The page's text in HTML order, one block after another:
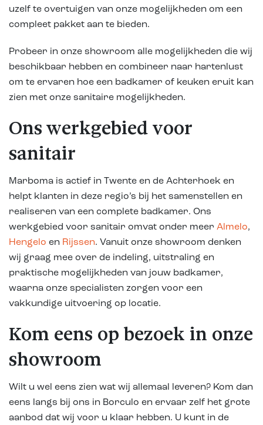
uzelf te overtuigen van onze mogelijkheden om een
compleet pakket aan te bieden.
Probeer in onze showroom alle mogelijkheden die wij
beschikbaar hebben en combineer naar hartenlust
om te ervaren hoe een badkamer of keuken eruit kan
zien met onze sanitaire mogelijkheden.
Ons werkgebied voor
sanitair
Marboma is actief in Twente en de Achterhoek en
helpt klanten in deze regio’s bij het samenstellen en
realiseren van een complete badkamer. Ons
werkgebied voor sanitair omvat onder meer Almelo,
Hengelo en Rijssen. Vanuit onze showroom denken
wij graag mee over de indeling, uitstraling en
praktische mogelijkheden van jouw badkamer,
waarna onze specialisten zorgen voor een
vakkundige uitvoering op locatie.
Kom eens op bezoek in onze
showroom
Wilt u wel eens zien wat wij allemaal leveren? Kom dan
eens langs bij ons in Borculo en ervaar zelf het grote
aanbod dat wij voor u klaar hebben. U kunt in de